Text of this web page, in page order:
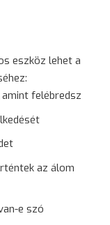
eszköz lehet a
felébredsz
az álom
e szó